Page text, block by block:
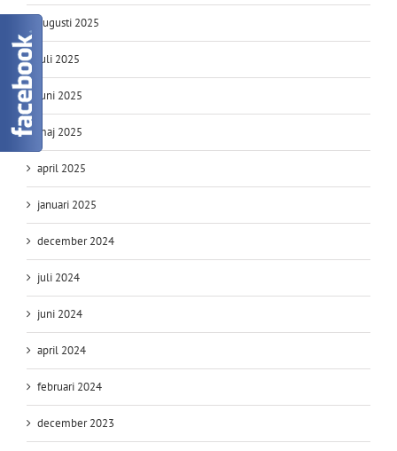
augusti 2025
juli 2025
juni 2025
maj 2025
april 2025
januari 2025
december 2024
juli 2024
juni 2024
april 2024
februari 2024
december 2023